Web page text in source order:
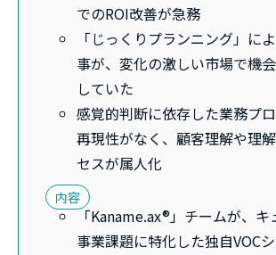
でのROI改善が急務
「じっくりプランニング」に
事が、変化の激しい市場で機
していた
感覚的判断に依存した業務プ
再現性がなく、顧客理解や理
セスが属人化
内容
「Kaname.ax®」チームが、キ
事業課題に特化した独自VOC